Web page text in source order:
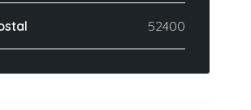
52400